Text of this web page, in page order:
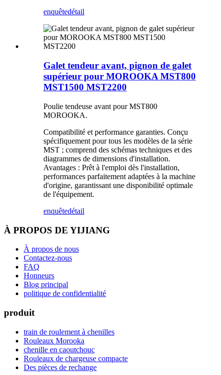
enquêtedétail
Galet tendeur avant, pignon de galet
supérieur pour MOROOKA MST800
MST1500 MST2200
Poulie tendeuse avant pour MST800
MOROOKA.
Compatibilité et performance garanties. Conçu
spécifiquement pour tous les modèles de la série
MST ; comprend des schémas techniques et des
diagrammes de dimensions d'installation.
Avantages : Prêt à l'emploi dès l'installation,
performances parfaitement adaptées à la machine
d'origine, garantissant une disponibilité optimale
de l'équipement.
enquêtedétail
À PROPOS DE YIJIANG
À propos de nous
Contactez-nous
FAQ
Honneurs
Blog principal
politique de confidentialité
produit
train de roulement à chenilles
Rouleaux Morooka
chenille en caoutchouc
Rouleaux de chargeuse compacte
Des pièces de rechange